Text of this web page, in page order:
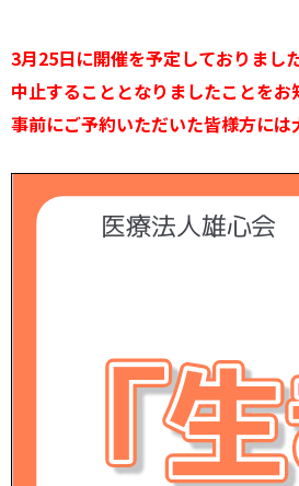
3月25日に開催を予定しておりまし
中止することとなりましたことをお
事前にご予約いただいた皆様方に